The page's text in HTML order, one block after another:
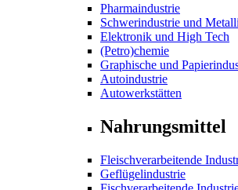
Pharmaindustrie
Schwerindustrie und
Elektronik und High Tech
(Petro)chemie
Graphische und
Autoindustrie
Autowerkstätten
Nahrungsmittel
Fleischverarbeitende
Geflügelindustrie